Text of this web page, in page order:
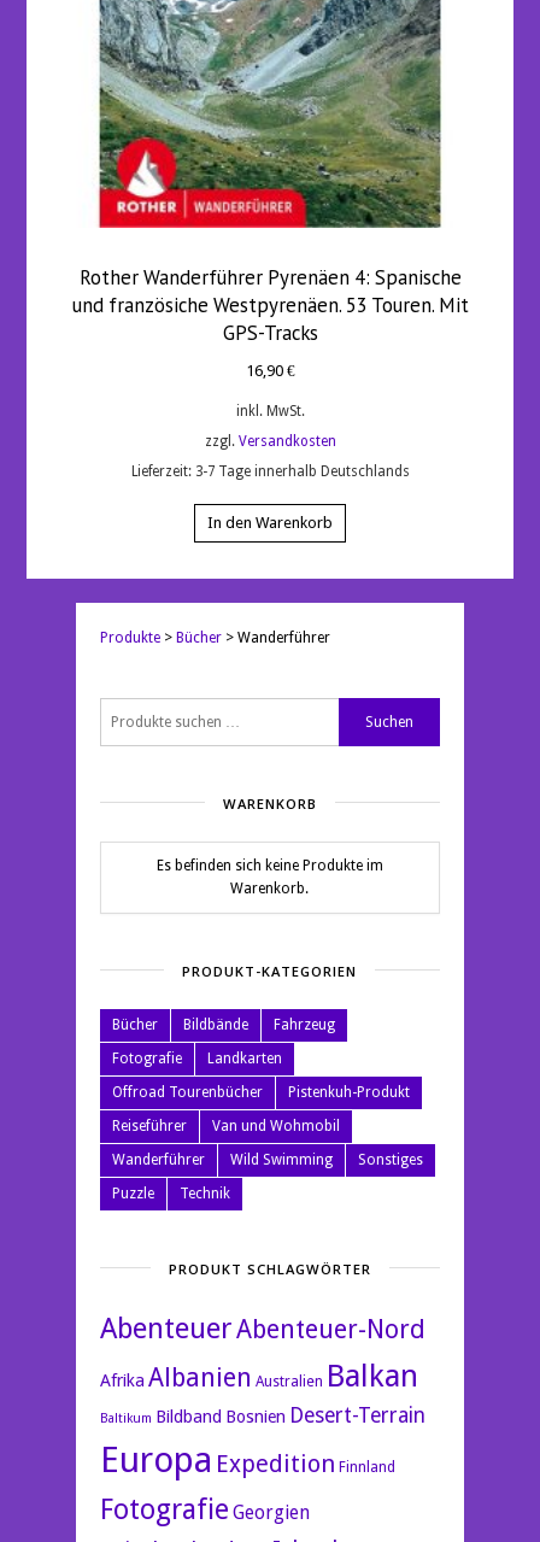
Rother Wanderführer Pyrenäen 4: Spanische
und französiche Westpyrenäen. 53 Touren. Mit
GPS-Tracks
16,90 €
inkl. MwSt.
zzgl. Versandkosten
Lieferzeit: 3-7 Tage innerhalb Deutschlands
In den Warenkorb
Produkte> Bücher> Wanderführer
nach:
Suchen
WARENKORB
Es befinden sich keine Produkte im
Warenkorb.
PRODUKT-KATEGORIEN
Bücher Bildbände
Fahrzeug
Fotografie
Landkarten
Offroad Tourenbücher
Pistenkuh-Produkt
Reiseführer
Van und Wohmobil
Wanderführer
Wild Swimming
Sonstiges
Puzzle
Technik
PRODUKT SCHLAGWÖRTER
AbenteuerAbenteuer-Nord
Afrika Albanien Australien Balkan
Baltikum Bildband Bosnien Desert-Terrain
Europa Expedition Finnland
Fotografie Georgien